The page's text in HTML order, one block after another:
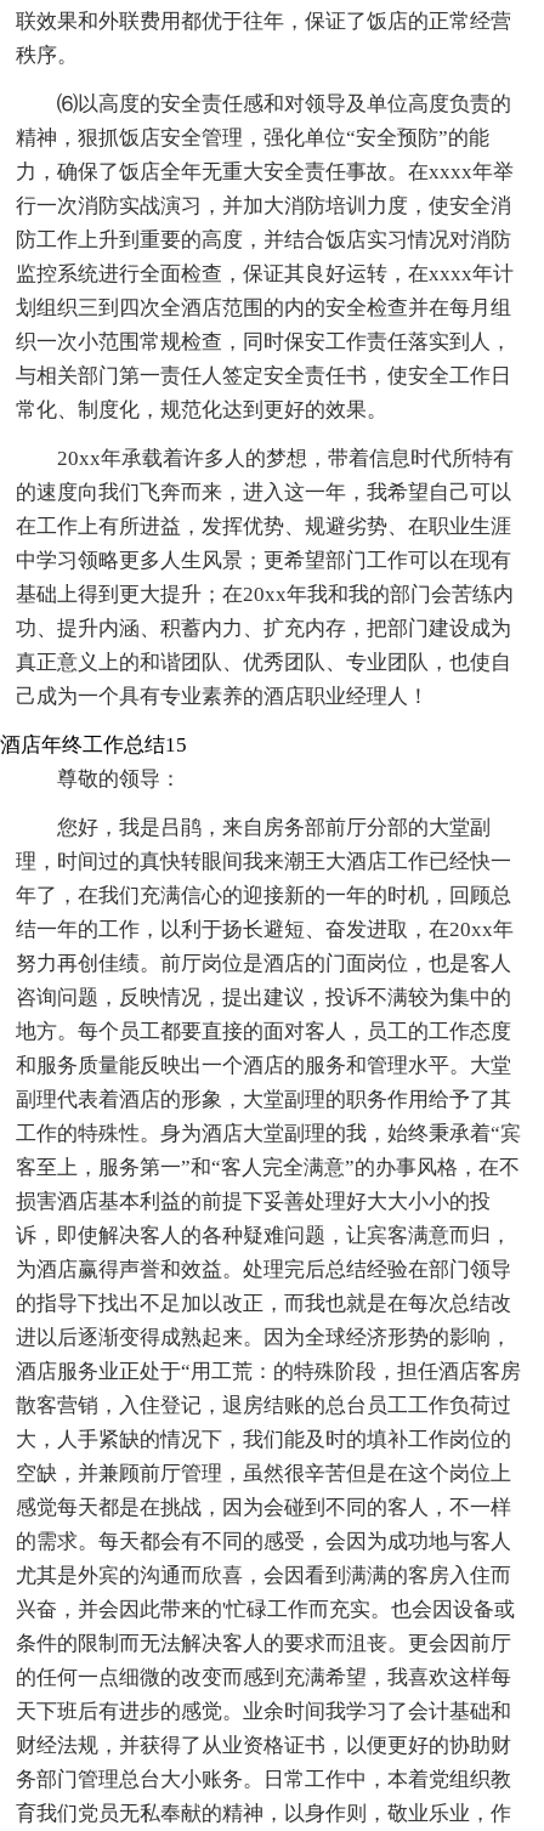
联效果和外联费用都优于往年，保证了饭店的正常经营
秩序。
⑹以高度的安全责任感和对领导及单位高度负责的
精神，狠抓饭店安全管理，强化单位“安全预防”的能
力，确保了饭店全年无重大安全责任事故。在xxxx年举
行一次消防实战演习，并加大消防培训力度，使安全消
防工作上升到重要的高度，并结合饭店实习情况对消防
监控系统进行全面检查，保证其良好运转，在xxxx年计
划组织三到四次全酒店范围的内的安全检查并在每月组
织一次小范围常规检查，同时保安工作责任落实到人，
与相关部门第一责任人签定安全责任书，使安全工作日
常化、制度化，规范化达到更好的效果。
20xx年承载着许多人的梦想，带着信息时代所特有
的速度向我们飞奔而来，进入这一年，我希望自己可以
在工作上有所进益，发挥优势、规避劣势、在职业生涯
中学习领略更多人生风景；更希望部门工作可以在现有
基础上得到更大提升；在20xx年我和我的部门会苦练内
功、提升内涵、积蓄内力、扩充内存，把部门建设成为
真正意义上的和谐团队、优秀团队、专业团队，也使自
己成为一个具有专业素养的酒店职业经理人！
酒店年终工作总结15
尊敬的领导：
您好，我是吕鹃，来自房务部前厅分部的大堂副
理，时间过的真快转眼间我来潮王大酒店工作已经快一
年了，在我们充满信心的迎接新的一年的时机，回顾总
结一年的工作，以利于扬长避短、奋发进取，在20xx年
努力再创佳绩。前厅岗位是酒店的门面岗位，也是客人
咨询问题，反映情况，提出建议，投诉不满较为集中的
地方。每个员工都要直接的面对客人，员工的工作态度
和服务质量能反映出一个酒店的服务和管理水平。大堂
副理代表着酒店的形象，大堂副理的职务作用给予了其
工作的特殊性。身为酒店大堂副理的我，始终秉承着“宾
客至上，服务第一”和“客人完全满意”的办事风格，在不
损害酒店基本利益的前提下妥善处理好大大小小的投
诉，即使解决客人的各种疑难问题，让宾客满意而归，
为酒店赢得声誉和效益。处理完后总结经验在部门领导
的指导下找出不足加以改正，而我也就是在每次总结改
进以后逐渐变得成熟起来。因为全球经济形势的影响，
酒店服务业正处于“用工荒：的特殊阶段，担任酒店客房
散客营销，入住登记，退房结账的总台员工工作负荷过
大，人手紧缺的情况下，我们能及时的填补工作岗位的
空缺，并兼顾前厅管理，虽然很辛苦但是在这个岗位上
感觉每天都是在挑战，因为会碰到不同的客人，不一样
的需求。每天都会有不同的感受，会因为成功地与客人
尤其是外宾的沟通而欣喜，会因看到满满的客房入住而
兴奋，并会因此带来的'忙碌工作而充实。也会因设备或
条件的限制而无法解决客人的要求而沮丧。更会因前厅
的任何一点细微的改变而感到充满希望，我喜欢这样每
天下班后有进步的感觉。业余时间我学习了会计基础和
财经法规，并获得了从业资格证书，以便更好的协助财
务部门管理总台大小账务。日常工作中，本着党组织教
育我们党员无私奉献的精神，以身作则，敬业乐业，作